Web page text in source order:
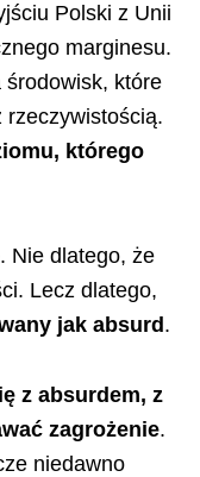
Polski z Unii
marginesu.
środowisk, które
rzeczywistością.
którego
Nie dlatego, że
Lecz dlatego,
jak absurd .
z absurdem, z
zagrożenie.
niedawno